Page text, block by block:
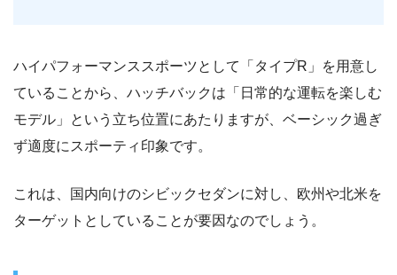
ハイパフォーマンススポーツとして「タイプR」を用意し
ていることから、ハッチバックは「日常的な運転を楽しむ
モデル」という立ち位置にあたりますが、ベーシック過ぎ
ず適度にスポーティ印象です。
これは、国内向けのシビックセダンに対し、欧州や北米を
ターゲットとしていることが要因なのでしょう。